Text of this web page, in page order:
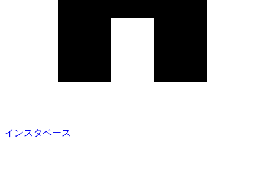
インスタベース